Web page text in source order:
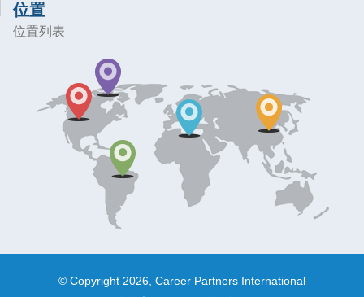
位置
位置列表
© Copyright 2026, Career Partners International